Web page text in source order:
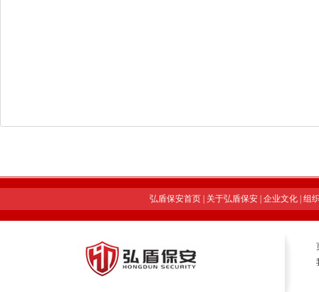
弘盾保安首页| 关于弘盾保安| 企业文化| 组